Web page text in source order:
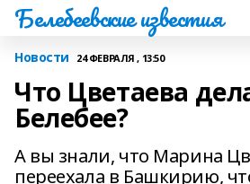
Белебеевские известия
Новости 24 ФЕВРАЛЯ , 13:50
Что Цветаева
Белебее?
А вы знали, что Марина
переехала в Башкирию,